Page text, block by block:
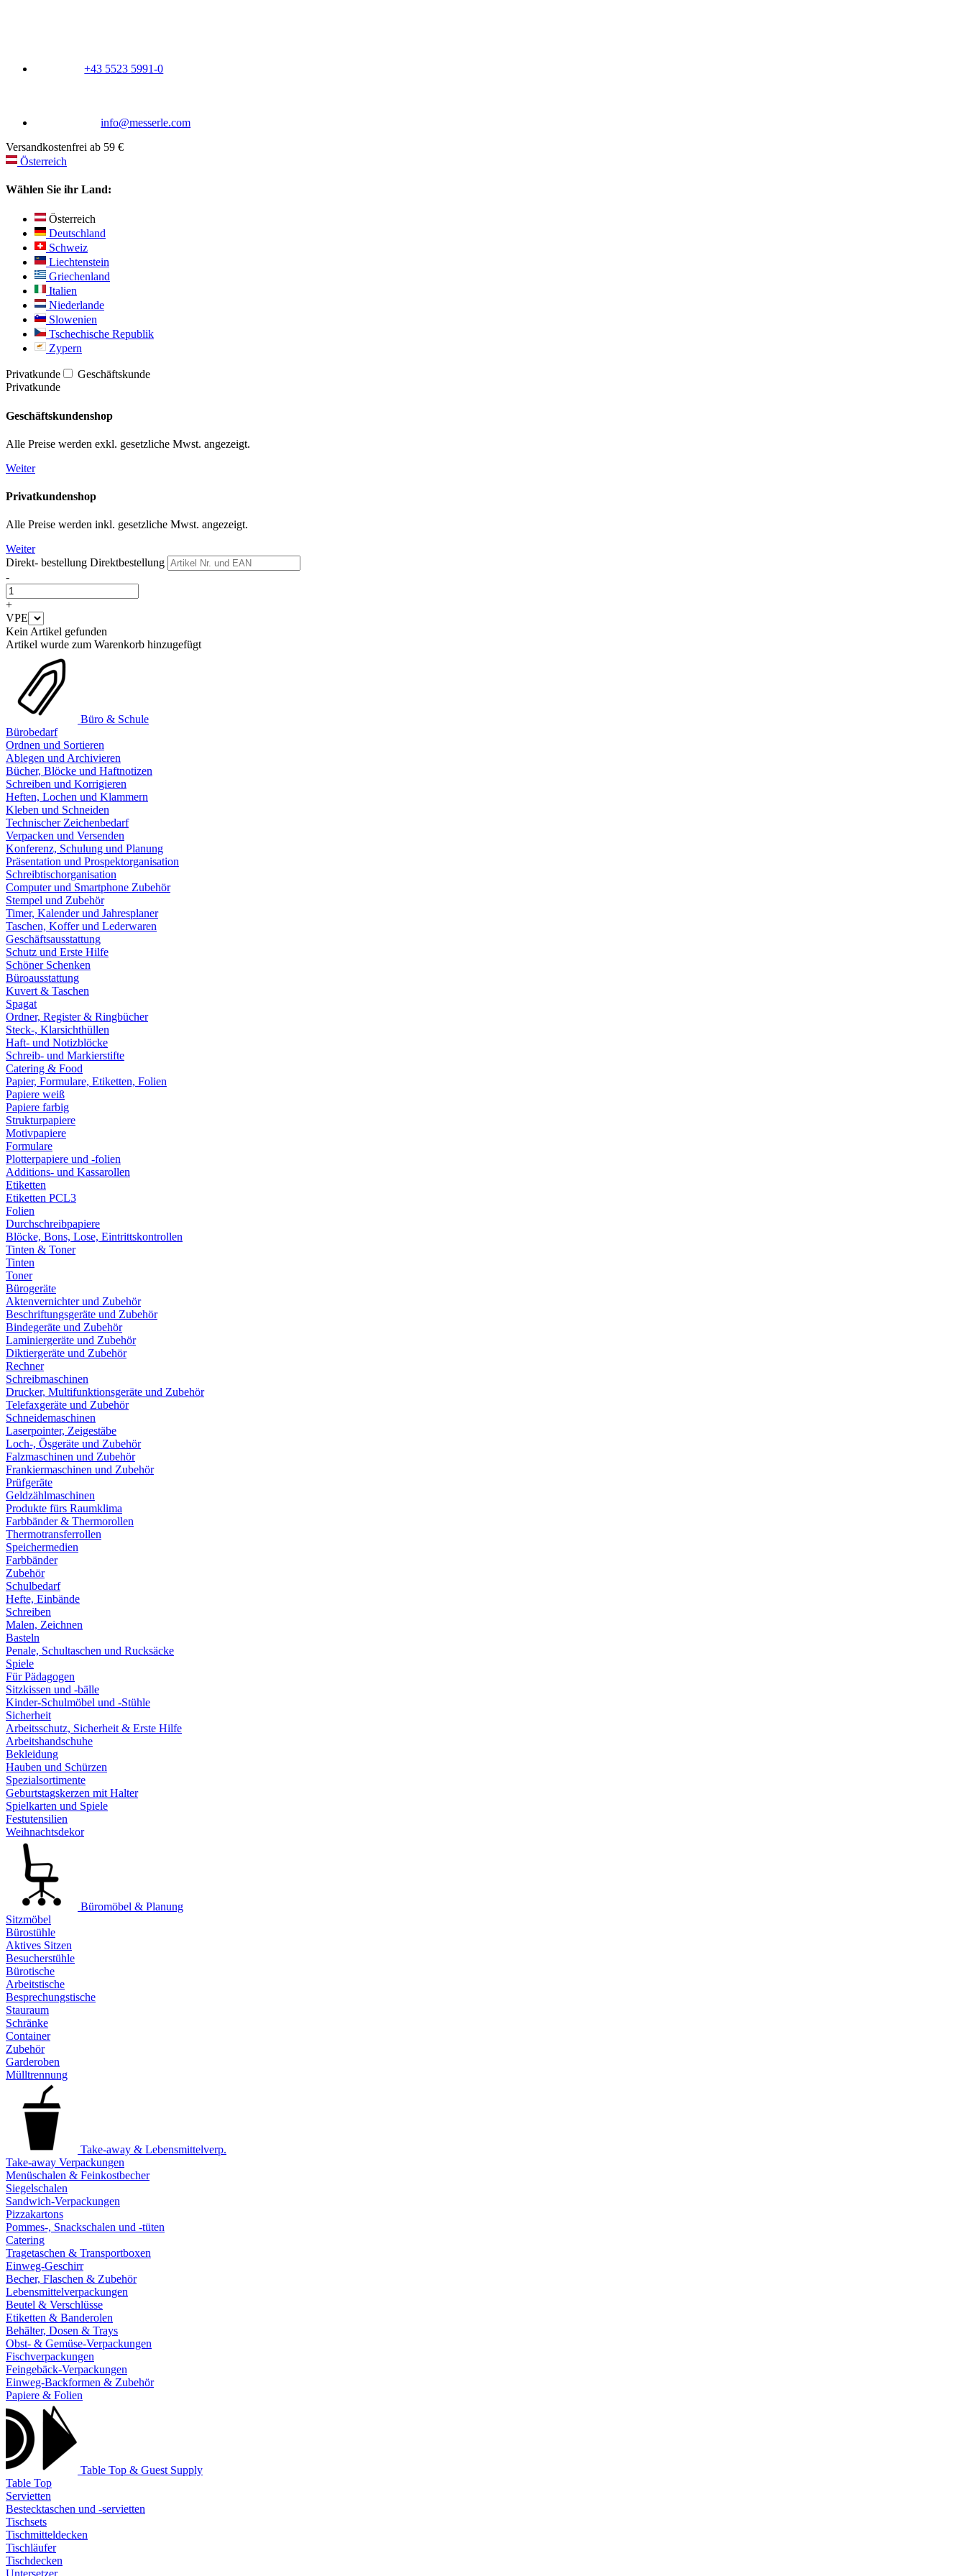
+43 5523 5991-0
info@messerle.com
Versandkostenfrei ab 59 €
Österreich
Wählen Sie ihr Land:
Österreich
Deutschland
Schweiz
Liechtenstein
Griechenland
Italien
Niederlande
Slowenien
Tschechische Republik
Zypern
Privatkunde
Geschäftskunde
Privatkunde
Geschäftskundenshop
Alle Preise werden exkl. gesetzliche Mwst. angezeigt.
Weiter
Privatkundenshop
Alle Preise werden inkl. gesetzliche Mwst. angezeigt.
Weiter
Direkt- bestellung Direktbestellung
-
+
VPE
Kein Artikel gefunden
Artikel wurde zum Warenkorb hinzugefügt
Büro & Schule
Bürobedarf
Ordnen und Sortieren
Ablegen und Archivieren
Bücher, Blöcke und Haftnotizen
Schreiben und Korrigieren
Heften, Lochen und Klammern
Kleben und Schneiden
Technischer Zeichenbedarf
Verpacken und Versenden
Konferenz, Schulung und Planung
Präsentation und Prospektorganisation
Schreibtischorganisation
Computer und Smartphone Zubehör
Stempel und Zubehör
Timer, Kalender und Jahresplaner
Taschen, Koffer und Lederwaren
Geschäftsausstattung
Schutz und Erste Hilfe
Schöner Schenken
Büroausstattung
Kuvert & Taschen
Spagat
Ordner, Register & Ringbücher
Steck-, Klarsichthüllen
Haft- und Notizblöcke
Schreib- und Markierstifte
Catering & Food
Papier, Formulare, Etiketten, Folien
Papiere weiß
Papiere farbig
Strukturpapiere
Motivpapiere
Formulare
Plotterpapiere und -folien
Additions- und Kassarollen
Etiketten
Etiketten PCL3
Folien
Durchschreibpapiere
Blöcke, Bons, Lose, Eintrittskontrollen
Tinten & Toner
Tinten
Toner
Bürogeräte
Aktenvernichter und Zubehör
Beschriftungsgeräte und Zubehör
Bindegeräte und Zubehör
Laminiergeräte und Zubehör
Diktiergeräte und Zubehör
Rechner
Schreibmaschinen
Drucker, Multifunktionsgeräte und Zubehör
Telefaxgeräte und Zubehör
Schneidemaschinen
Laserpointer, Zeigestäbe
Loch-, Ösgeräte und Zubehör
Falzmaschinen und Zubehör
Frankiermaschinen und Zubehör
Prüfgeräte
Geldzählmaschinen
Produkte fürs Raumklima
Farbbänder & Thermorollen
Thermotransferrollen
Speichermedien
Farbbänder
Zubehör
Schulbedarf
Hefte, Einbände
Schreiben
Malen, Zeichnen
Basteln
Penale, Schultaschen und Rucksäcke
Spiele
Für Pädagogen
Sitzkissen und -bälle
Kinder-Schulmöbel und -Stühle
Sicherheit
Arbeitsschutz, Sicherheit & Erste Hilfe
Arbeitshandschuhe
Bekleidung
Hauben und Schürzen
Spezialsortimente
Geburtstagskerzen mit Halter
Spielkarten und Spiele
Festutensilien
Weihnachtsdekor
Büromöbel & Planung
Sitzmöbel
Bürostühle
Aktives Sitzen
Besucherstühle
Bürotische
Arbeitstische
Besprechungstische
Stauraum
Schränke
Container
Zubehör
Garderoben
Mülltrennung
Take-away & Lebensmittelverp.
Take-away Verpackungen
Menüschalen & Feinkostbecher
Siegelschalen
Sandwich-Verpackungen
Pizzakartons
Pommes-, Snackschalen und -tüten
Catering
Tragetaschen & Transportboxen
Einweg-Geschirr
Becher, Flaschen & Zubehör
Lebensmittelverpackungen
Beutel & Verschlüsse
Etiketten & Banderolen
Behälter, Dosen & Trays
Obst- & Gemüse-Verpackungen
Fischverpackungen
Feingebäck-Verpackungen
Einweg-Backformen & Zubehör
Papiere & Folien
Table Top & Guest Supply
Table Top
Servietten
Bestecktaschen und -servietten
Tischsets
Tischmitteldecken
Tischläufer
Tischdecken